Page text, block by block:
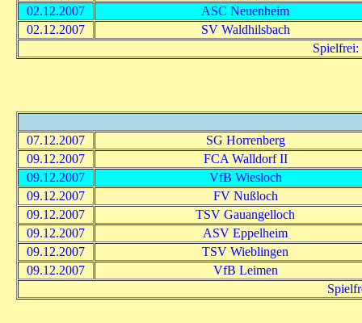
02.12.2007
ASC Neuenheim
02.12.2007
SV Waldhilsbach
07.12.2007
SG Horrenberg
09.12.2007
FCA Walldorf II
09.12.2007
VfB Wiesloch
09.12.2007
FV Nußloch
09.12.2007
TSV Gauangelloch
09.12.2007
ASV Eppelheim
09.12.2007
TSV Wieblingen
09.12.2007
VfB Leimen